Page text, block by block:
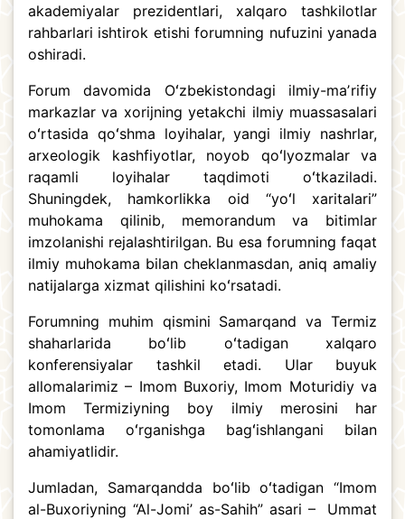
akademiyalar prezidentlari, xalqaro tashkilotlar
rahbarlari ishtirok etishi forumning nufuzini yanada
oshiradi.
Forum davomida Oʻzbekistondagi ilmiy-maʼrifiy
markazlar va xorijning yetakchi ilmiy muassasalari
oʻrtasida qoʻshma loyihalar, yangi ilmiy nashrlar,
arxeologik kashfiyotlar, noyob qoʻlyozmalar va
raqamli loyihalar taqdimoti oʻtkaziladi.
Shuningdek, hamkorlikka oid “yoʻl xaritalari”
muhokama qilinib, memorandum va bitimlar
imzolanishi rejalashtirilgan. Bu esa forumning faqat
ilmiy muhokama bilan cheklanmasdan, aniq amaliy
natijalarga xizmat qilishini koʻrsatadi.
Forumning muhim qismini Samarqand va Termiz
shaharlarida boʻlib oʻtadigan xalqaro
konferensiyalar tashkil etadi. Ular buyuk
allomalarimiz – Imom Buxoriy, Imom Moturidiy va
Imom Termiziyning boy ilmiy merosini har
tomonlama oʻrganishga bagʻishlangani bilan
ahamiyatlidir.
Jumladan, Samarqandda boʻlib oʻtadigan “Imom
al-Buxoriyning “Al-Jomiʼ as-Sahih” asari – Ummat